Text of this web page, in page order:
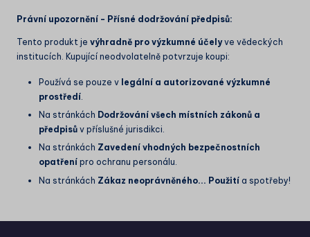
Právní upozornění - Přísné dodržování předpisů:
Tento produkt je výhradně pro výzkumné účelyve vědeckých
institucích. Kupující neodvolatelně potvrzuje koupi:
Používá se pouze v legální a autorizované výzkumné
prostředí.
Na stránkách Dodržování všech místních zákonů a
předpisů v příslušné jurisdikci.
Na stránkách Zavedení vhodných bezpečnostních
opatření pro ochranu personálu.
Na stránkách Zákaz neoprávněného... Použití a spotřeby!